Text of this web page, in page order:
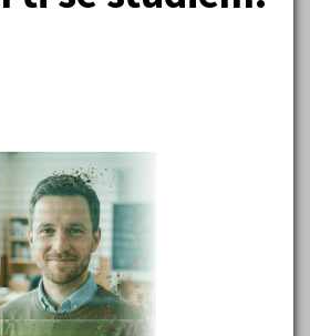
testy podzim 2014 ŠJ VALIDAČNÍ
testy podzim 2014 ŠJ DT
testy podzim 2014 ŠJ PP
testy podzim 2014 ŠJ KLÍČ